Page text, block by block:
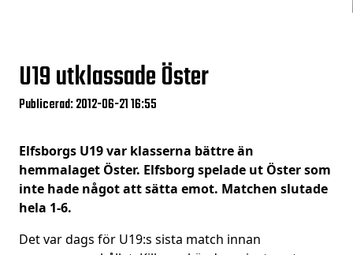
U19 utklassade Öster
Publicerad: 2012-06-21 16:55
Elfsborgs U19 var klasserna bättre än
hemmalaget Öster. Elfsborg spelade ut Öster som
inte hade något att sätta emot. Matchen slutade
hela 1-6.
Det var dags för U19:s sista match innan